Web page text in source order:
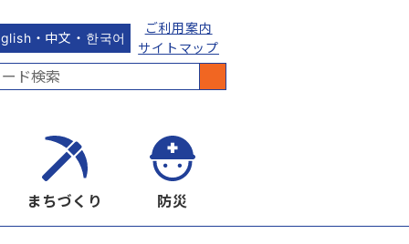
・中文・한국어
ご利用案内
サイトマップ
まちづくり 防災